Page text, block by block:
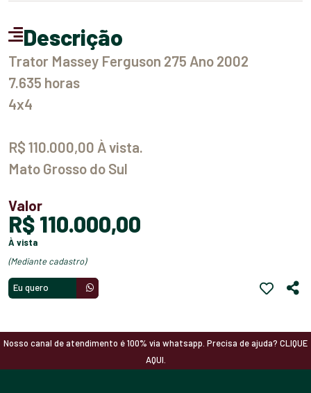
Descrição
Trator Massey Ferguson 275 Ano 2002
7.635 horas
4x4
R$ 110.000,00 À vista.
Mato Grosso do Sul
Valor
R$ 110.000,00
à vista
(mediante cadastro)
Eu quero
Nosso canal de atendimento é 100% via whatsapp. Precisa de ajuda? CLIQUE
AQUI.